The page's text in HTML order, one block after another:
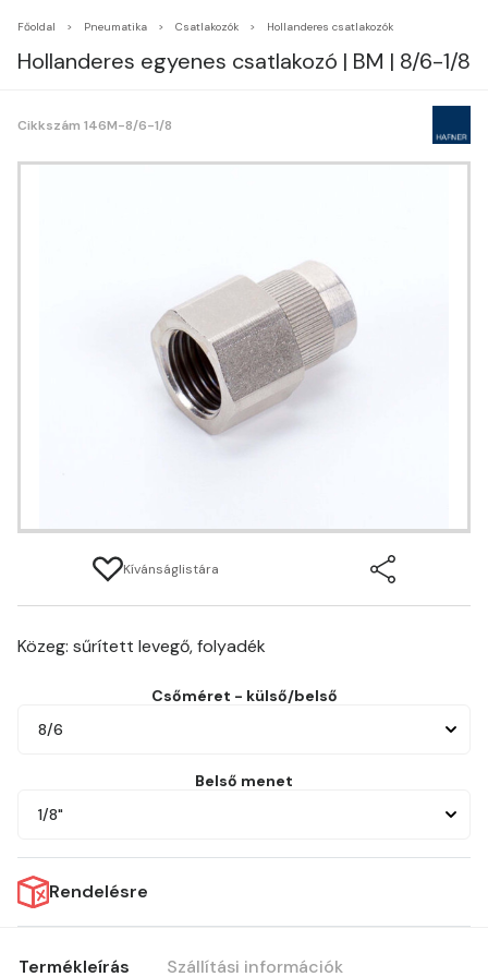
Főoldal Pneumatika Csatlakozók Hollanderes csatlakozók
Hollanderes egyenes csatlakozó | BM | 8/6-1/8
Cikkszám 146M-8/6-1/8
Kívánságlistára
Közeg: sűrített levegő, folyadék
Csőméret - külső/belső
8/6
Belső menet
1/8"
Rendelésre
Termékleírás Szállítási információk